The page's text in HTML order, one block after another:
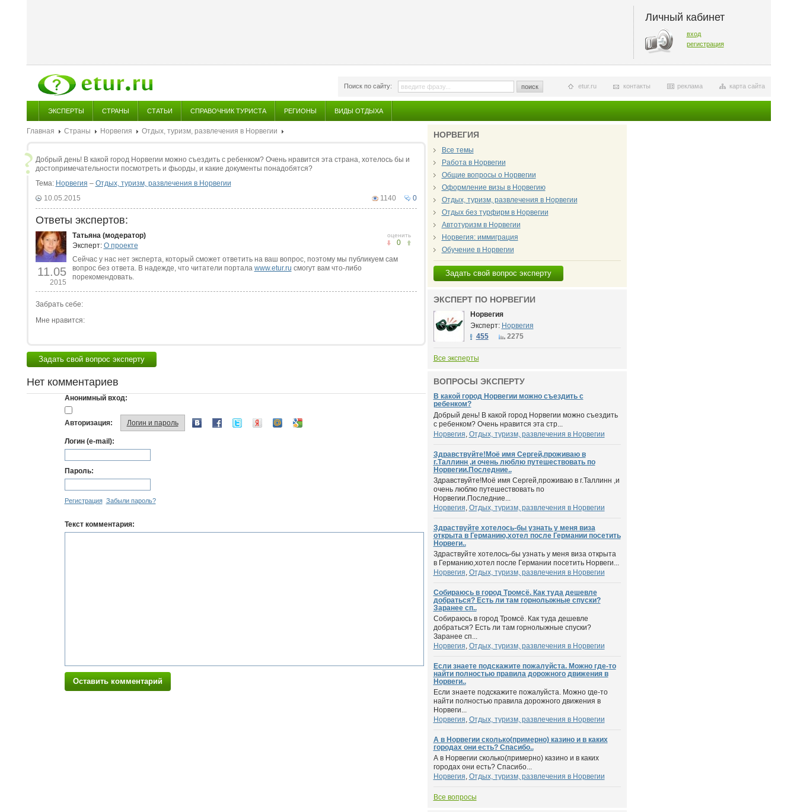
Личный кабинет
вход
регистрация
Поиск по сайту: поиск карта сайта
реклама
контакты
etur.ru
ЭКСПЕРТЫ СТРАНЫ СТАТЬИ СПРАВОЧНИК ТУРИСТА РЕГИОНЫ ВИДЫ ОТДЫХА
Главная Страны Норвегия Отдых, туризм, развлечения в Норвегии
Добрый день! В какой город Норвегии можно съездить с ребенком? Очень нравится эта страна, хотелось бы и
достопримечательности посмотреть и фьорды, и какие документы понадобятся?
Тема: Норвегия – Отдых, туризм, развлечения в Норвегии
0
1140
10.05.2015
Ответы экспертов:
11.05
2015
оценить
0
Татьяна (модератор)
Эксперт: О проекте
Сейчас у нас нет эксперта, который сможет ответить на ваш вопрос, поэтому мы публикуем сам
вопрос без ответа. В надежде, что читатели портала www.etur.ru смогут вам что-либо
порекомендовать.
Забрать себе:
Мне нравится:
Задать свой вопрос эксперту
Нет комментариев
Анонимный вход:
Авторизация: Логин и пароль
Логин (e-mail):
Пароль:
Регистрация Забыли пароль?
Текст комментария:
Оставить комментарий
НОРВЕГИЯ
Все темы
Работа в Норвегии
Общие вопросы о Норвегии
Оформление визы в Норвегию
Отдых, туризм, развлечения в Норвегии
Отдых без турфирм в Норвегии
Автотуризм в Норвегии
Норвегия: иммиграция
Обучение в Норвегии
Задать свой вопрос эксперту
ЭКСПЕРТ ПО НОРВЕГИИ
Норвегия
Эксперт: Норвегия
455
2275
Все эксперты
ВОПРОСЫ ЭКСПЕРТУ
В какой город Норвегии можно съездить с
ребенком?
Добрый день! В какой город Норвегии можно съездить
с ребенком? Очень нравится эта стр...
Норвегия, Отдых, туризм, развлечения в Норвегии
Здравствуйте!Моё имя Сергей,проживаю в
г.Таллинн ,и очень люблю путешествовать по
Норвегии.Последние..
Здравствуйте!Моё имя Сергей,проживаю в г.Таллинн ,и
очень люблю путешествовать по
Норвегии.Последние...
Норвегия, Отдых, туризм, развлечения в Норвегии
Здраствуйте хотелось-бы узнать у меня виза
открыта в Германию,хотел после Германии посетить
Норвеги..
Здраствуйте хотелось-бы узнать у меня виза открыта
в Германию,хотел после Германии посетить Норвеги...
Норвегия, Отдых, туризм, развлечения в Норвегии
Собираюсь в город Тромсё. Как туда дешевле
добраться? Есть ли там горнолыжные спуски?
Заранее сп..
Собираюсь в город Тромсё. Как туда дешевле
добраться? Есть ли там горнолыжные спуски?
Заранее сп...
Норвегия, Отдых, туризм, развлечения в Норвегии
Если знаете подскажите пожалуйста. Можно где-то
найти полностью правила дорожного движения в
Норвеги..
Если знаете подскажите пожалуйста. Можно где-то
найти полностью правила дорожного движения в
Норвеги...
Норвегия, Отдых, туризм, развлечения в Норвегии
А в Норвегии сколько(примерно) казино и в каких
городах они есть? Спасибо..
А в Норвегии сколько(примерно) казино и в каких
городах они есть? Спасибо...
Норвегия, Отдых, туризм, развлечения в Норвегии
Все вопросы